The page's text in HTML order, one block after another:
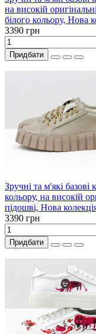
на високій
білого кольору, Нова
3390 грн
Придбати
Зручні та м'які
кольору, на високій
підошві, Нова
3390 грн
Придбати